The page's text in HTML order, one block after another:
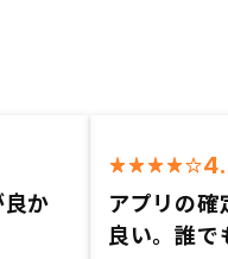
か
アプリの
良い。誰